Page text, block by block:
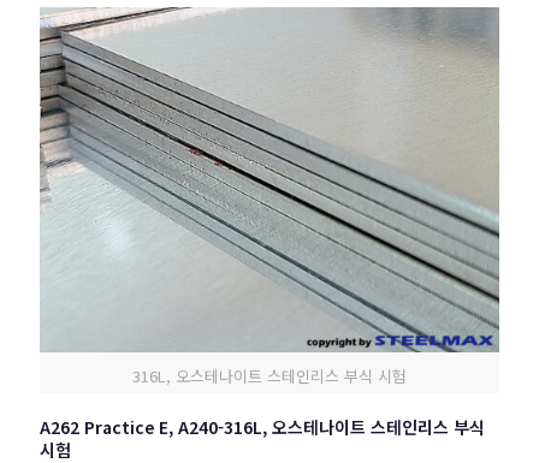
316L, 오스테나이트 스테인리스 부식 시험
A262 Practice E, A240-316L, 오스테나이트 스테인리스 부식
시험